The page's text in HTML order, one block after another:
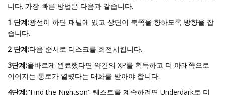
니다. 가장 빠른 방법은 다음과 같습니다.
1 단계:광선이 하단 패널에 있고 상단이 북쪽을 향하도록 방향을 잡
습니다.
2 단계:다음 순서로 디스크를 회전시킵니다.
3단계:올바르게 완료했다면 약간의 XP를 획득하고 더 아래쪽으로
이어지는 통로가 열렸다는 대화를 받아야 합니다.
4단계:"Find the Nightson" 퀘스트를 계속하려면 Underdark로 더